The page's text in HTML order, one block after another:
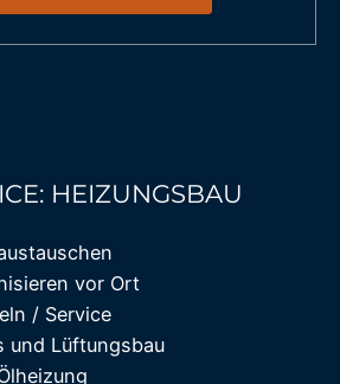
HEIZUNGSBAU
vor Ort
/ Service
und Lüftungsbau